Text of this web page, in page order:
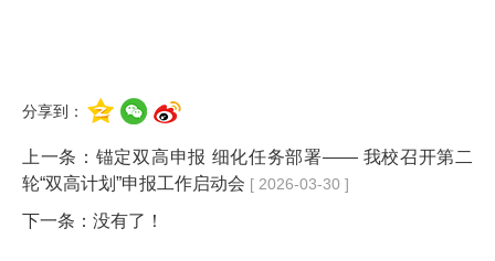
分享到：
上一条： 锚定双高申报 细化任务部署—— 我校召开第二
轮“双高计划”申报工作启动会 [ 2026-03-30 ]
下一条：没有了！